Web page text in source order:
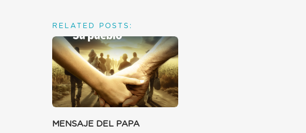
RELATED POSTS:
MENSAJE DEL PAPA